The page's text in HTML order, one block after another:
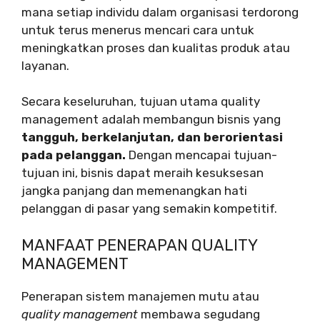
mana setiap individu dalam organisasi terdorong
untuk terus menerus mencari cara untuk
meningkatkan proses dan kualitas produk atau
layanan.
Secara keseluruhan, tujuan utama quality
management adalah membangun bisnis yang
tangguh, berkelanjutan, dan berorientasi
pada pelanggan. Dengan mencapai tujuan-
tujuan ini, bisnis dapat meraih kesuksesan
jangka panjang dan memenangkan hati
pelanggan di pasar yang semakin kompetitif.
MANFAAT PENERAPAN QUALITY
MANAGEMENT
Penerapan sistem manajemen mutu atau
quality management membawa segudang